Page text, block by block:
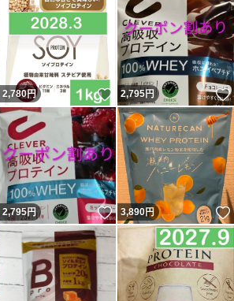
いいね！
2,780円 いいね！
2,795円
いいね！
2,795円 いいね！
3,890円